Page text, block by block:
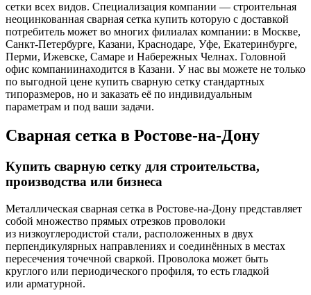
сетки всех видов. Специализация компании — строительная
неоцинкованная сварная сетка купить которую с доставкой
потребитель может во многих филиалах компании: в Москве,
Санкт-Петербурге, Казани, Краснодаре, Уфе, Екатеринбурге,
Перми, Ижевске, Самаре и Набережных Челнах. Головной
офис компаниинаходится в Казани. У нас вы можете не только
по выгодной цене купить сварную сетку стандартных
типоразмеров, но и заказать её по индивидуальным
параметрам и под ваши задачи.
Сварная сетка в Ростове-на-Дону
Купить сварную сетку для строительства,
производства или бизнеса
Металлическая сварная сетка в Ростове-на-Дону представляет
собой множество прямых отрезков проволоки
из низкоуглеродистой стали, расположенных в двух
перпендикулярных направлениях и соединённых в местах
пересечения точечной сваркой. Проволока может быть
круглого или периодического профиля, то есть гладкой
или арматурной.